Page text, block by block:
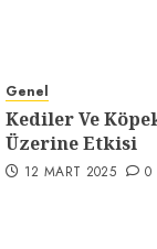
Üzerine Etkisi
12 MART 2025 0
Genel
Kediler Ve
Üzerine Etkisi
12 MART 2025 0